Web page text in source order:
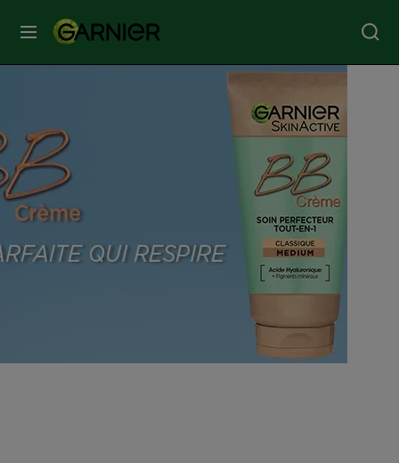
MENU
SOINS
CHEVEUX
COLORATION